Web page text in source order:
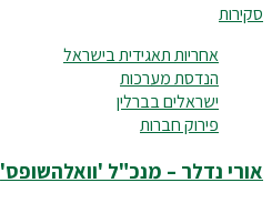
סקירות
אחריות תאגידית בישראל
הנדסת מערכות
ישראלים בברלין
פירוק חברות
אורי נדלר – מנכ"ל 'וואלהשופס'